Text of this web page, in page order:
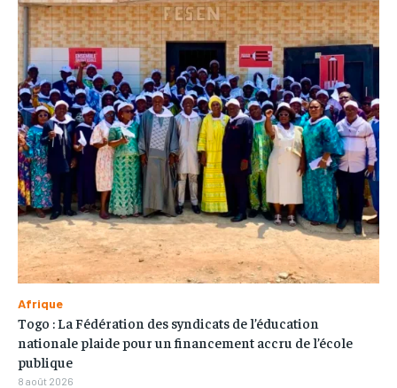
Afrique
Togo : La Fédération des syndicats de l’éducation
nationale plaide pour un financement accru de l’école
publique
8 août 2026